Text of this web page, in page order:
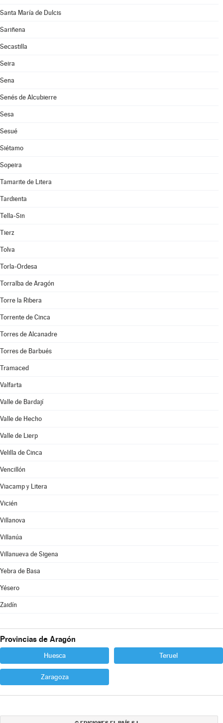
Santa María de Dulcis
Sariñena
Secastilla
Seira
Sena
Senés de Alcubierre
Sesa
Sesué
Siétamo
Sopeira
Tamarite de Litera
Tardienta
Tella-Sin
Tierz
Tolva
Torla-Ordesa
Torralba de Aragón
Torre la Ribera
Torrente de Cinca
Torres de Alcanadre
Torres de Barbués
Tramaced
Valfarta
Valle de Bardají
Valle de Hecho
Valle de Lierp
Velilla de Cinca
Vencillón
Viacamp y Litera
Vicién
Villanova
Villanúa
Villanueva de Sigena
Yebra de Basa
Yésero
Zaidín
Provincias de Aragón
Huesca Teruel
Zaragoza